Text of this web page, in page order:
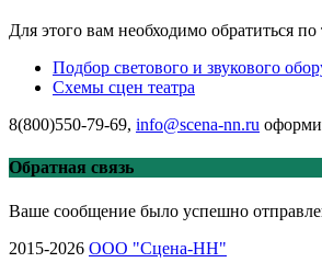
Для этого вам необходимо обратиться
Подбор светового и звукового
Схемы сцен театра
8(800)550-79-69, info@scena-nn.ru
Обратная связь
Ваше сообщение было успешно
2015-2026 ООО "Сцена-НН"